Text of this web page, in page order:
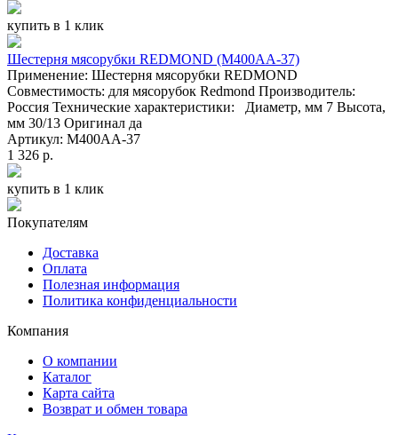
купить в 1 клик
Шестерня мясорубки REDMOND (M400AA-37)
Применение: Шестерня мясорубки REDMOND
Совместимость: для мясорубок Redmond Производитель:
Россия Технические характеристики: Диаметр, мм 7 Высота,
мм 30/13 Оригинал да
Артикул: M400AA-37
1 326 р.
купить в 1 клик
Покупателям
Доставка
Оплата
Полезная информация
Политика конфиденциальности
Компания
О компании
Каталог
Карта сайта
Возврат и обмен товара